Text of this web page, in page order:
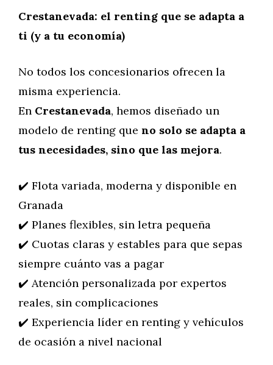
Crestanevada: el renting que se adapta a
ti (y a tu economía)
No todos los concesionarios ofrecen la
misma experiencia.
En Crestanevada, hemos diseñado un
modelo de renting que no solo se adapta a
tus necesidades, sino que las mejora.
✔️ Flota variada, moderna y disponible en
Granada
✔️ Planes flexibles, sin letra pequeña
✔️ Cuotas claras y estables para que sepas
siempre cuánto vas a pagar
✔️ Atención personalizada por expertos
reales, sin complicaciones
✔️ Experiencia líder en renting y vehículos
de ocasión a nivel nacional